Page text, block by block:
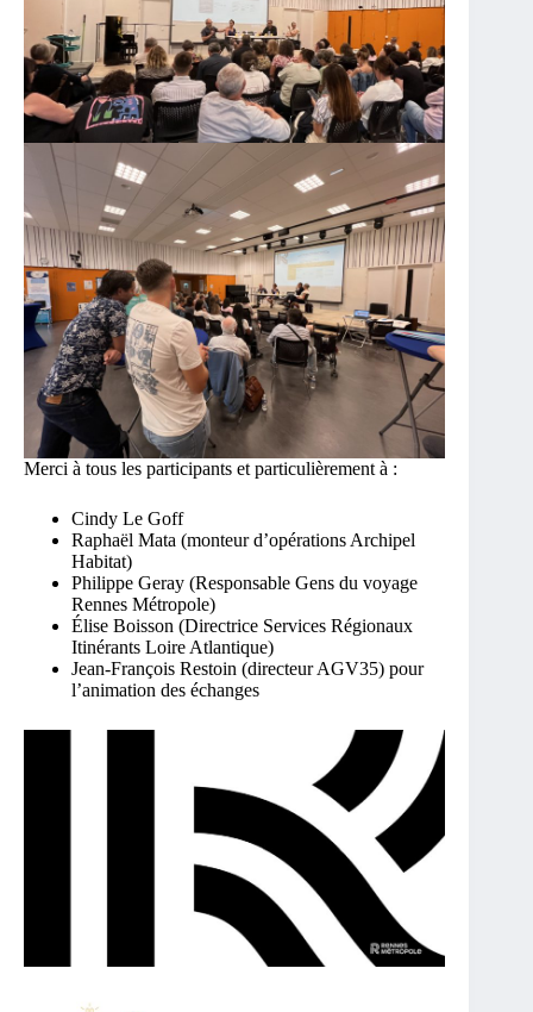
Merci à tous les participants et particulièrement à :
Cindy Le Goff
Raphaël Mata (monteur d’opérations Archipel
Habitat)
Philippe Geray (Responsable Gens du voyage
Rennes Métropole)
Élise Boisson (Directrice Services Régionaux
Itinérants Loire Atlantique)
Jean-François Restoin (directeur AGV35) pour
l’animation des échanges